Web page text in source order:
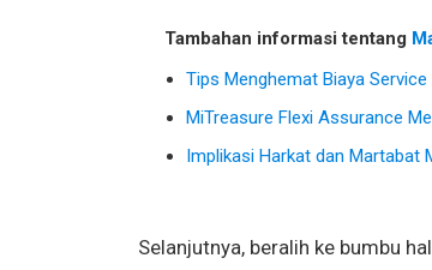
Tambahan informasi tentang
Tips Menghemat Biaya
MiTreasure Flexi Assurance
Implikasi Harkat dan Martabat
Selanjutnya, beralih ke bumbu